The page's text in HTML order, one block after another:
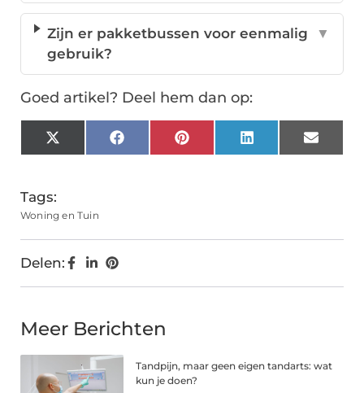
Zijn er pakketbussen voor eenmalig
gebruik?
▼
Goed artikel? Deel hem dan op:
X
(Twitter)
FacebookPinterestLinkedInEmail
Tags:
Woning en Tuin
Delen:
Meer Berichten
Tandpijn, maar geen eigen tandarts: wat
kun je doen?